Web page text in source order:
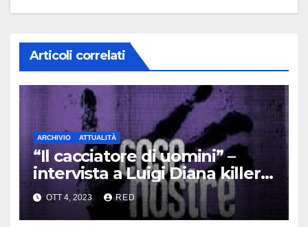
Articoli correlati
ARCHIVIO ATTUALITÀ
“Il cacciatore di uomini” –
intervista a Luigi Diana killer
dei Casalesi
OTT 4, 2023 RED